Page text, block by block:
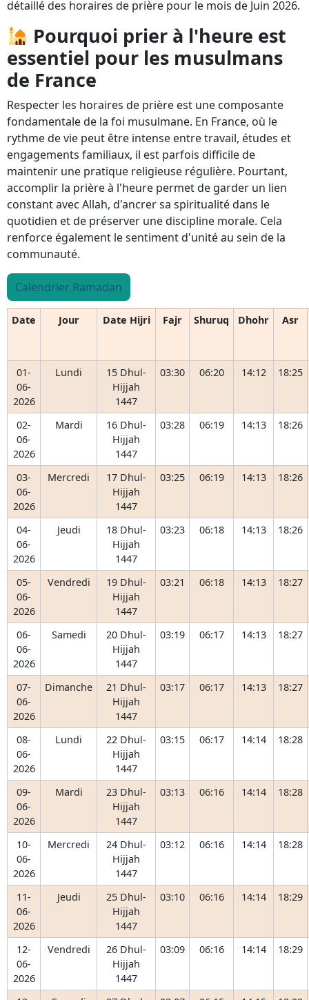
détaillé des horaires de prière pour le mois de Juin 2026.
Pourquoi prier à l'heure est
essentiel pour les musulmans
de France
Respecter les horaires de prière est une composante
fondamentale de la foi musulmane. En France, où le
rythme de vie peut être intense entre travail, études et
engagements familiaux, il est parfois difficile de
maintenir une pratique religieuse régulière. Pourtant,
accomplir la prière à l'heure permet de garder un lien
constant avec Allah, d'ancrer sa spiritualité dans le
quotidien et de préserver une discipline morale. Cela
renforce également le sentiment d'unité au sein de la
communauté.
Calendrier Ramadan
Date Jour Date Hijri Fajr Shuruq Dhohr Asr
01-
06-
2026
Lundi
15 Dhul-
Hijjah
1447
03:30 06:20 14:12 18:25
02-
06-
2026
Mardi
16 Dhul-
Hijjah
1447
03:28 06:19 14:13 18:26
03-
06-
2026
Mercredi
17 Dhul-
Hijjah
1447
03:25 06:19 14:13 18:26
04-
06-
2026
Jeudi
18 Dhul-
Hijjah
1447
03:23 06:18 14:13 18:26
05-
06-
2026
Vendredi
19 Dhul-
Hijjah
1447
03:21 06:18 14:13 18:27
06-
06-
2026
Samedi
20 Dhul-
Hijjah
1447
03:19 06:17 14:13 18:27
07-
06-
2026
Dimanche
21 Dhul-
Hijjah
1447
03:17 06:17 14:13 18:27
08-
06-
2026
Lundi
22 Dhul-
Hijjah
1447
03:15 06:17 14:14 18:28
09-
06-
2026
Mardi
23 Dhul-
Hijjah
1447
03:13 06:16 14:14 18:28
10-
06-
2026
Mercredi
24 Dhul-
Hijjah
1447
03:12 06:16 14:14 18:28
11-
06-
2026
Jeudi
25 Dhul-
Hijjah
1447
03:10 06:16 14:14 18:29
12-
06-
2026
Vendredi
26 Dhul-
Hijjah
1447
03:09 06:16 14:14 18:29